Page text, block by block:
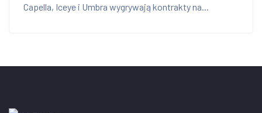
Capella, Iceye i Umbra wygrywają kontrakty na...